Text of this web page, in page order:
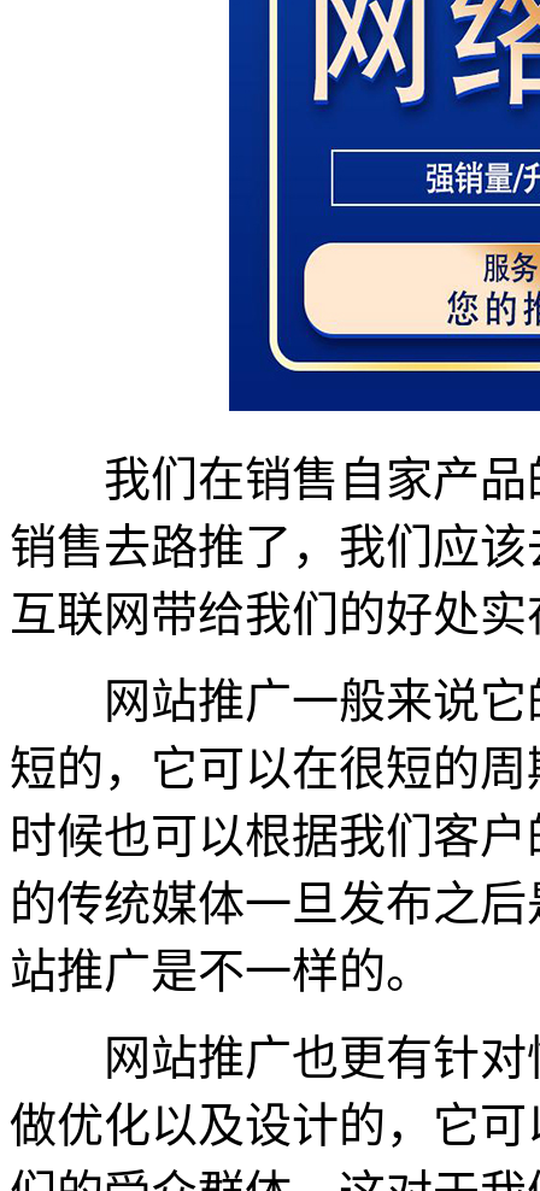
我们在销售自家产品
销售去路推了，我们应
互联网带给我们的好处
网站推广一般来说它
短的，它可以在很短的
时候也可以根据我们客
的传统媒体一旦发布之
站推广是不一样的。
网站推广也更有针对
做优化以及设计的，它